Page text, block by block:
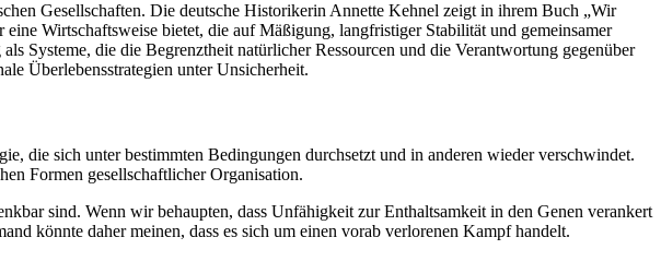
Gesellschaften. Die deutsche Historikerin Annette Kehnel zeigt in ihrem Buch „Wir
Wirtschaftsweise bietet, die auf Mäßigung, langfristiger Stabilität und gemeinsamer
Systeme, die die Begrenztheit natürlicher Ressourcen und die Verantwortung gegenüber
Überlebensstrategien unter Unsicherheit.
die sich unter bestimmten Bedingungen durchsetzt und in anderen wieder verschwindet.
Formen gesellschaftlicher Organisation.
sind. Wenn wir behaupten, dass Unfähigkeit zur Enthaltsamkeit in den Genen verankert
könnte daher meinen, dass es sich um einen vorab verlorenen Kampf handelt.